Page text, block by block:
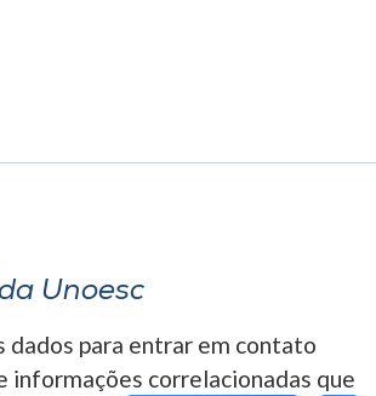
Unoesc
dados para entrar em contato
informações correlacionadas que